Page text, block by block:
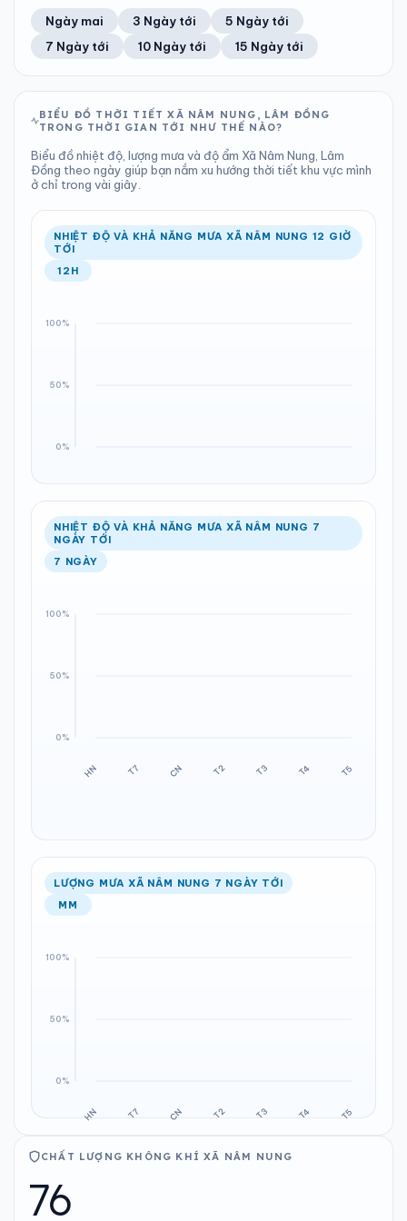
22°C 100%
Khả năng mưa
6.88 mm
Tổng cả ngày
1010 hPa
Bình thường
7
Chỉ số UV
Tốt
Ước lượng
19°C
Ổn định
100%
Khả năng mưa
Trung bình ngày Tốc độ gió
TIA UV TẦM NHÌN
LƯỢNG MƯA
2.79 mm
Tổng cả ngày
ÁP SUẤT
1010 hPa
Bình thường
Ổn định Khả năng mưa
Ngày mai 3 Ngày tới
5 Ngày tới
7 Ngày tới
10 Ngày tới 15 Ngày tới
BIỂU ĐỒ THỜI TIẾT XÃ NÂM NUNG, LÂM ĐỒNG
TRONG THỜI GIAN TỚI NHƯ THẾ NÀO?
Biểu đồ nhiệt độ, lượng mưa và độ ẩm Xã Nâm Nung, Lâm
Đồng theo ngày giúp bạn nắm xu hướng thời tiết khu vực mình
ở chỉ trong vài giây.
NHIỆT ĐỘ VÀ KHẢ NĂNG MƯA XÃ NÂM NUNG 12 GIỜ
TỚI
12H
NHIỆT ĐỘ VÀ KHẢ NĂNG MƯA XÃ NÂM NUNG 7
NGÀY TỚI
7 NGÀY
LƯỢNG MƯA XÃ NÂM NUNG 7 NGÀY TỚI
MM
CHẤT LƯỢNG KHÔNG KHÍ XÃ NÂM NUNG
76